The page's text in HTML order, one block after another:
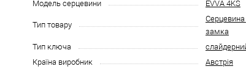
Модель серцевини
EVVA 4KS
Тип товару
замка
Тип ключа
Країна виробник
Австрія